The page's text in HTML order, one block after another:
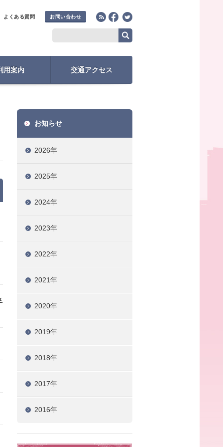
よくある質問 お問い合わせ
用案内 交通アクセス
お知らせ
2026年
2025年
2024年
2023年
2022年
2021年
2020年
2019年
2018年
2017年
2016年